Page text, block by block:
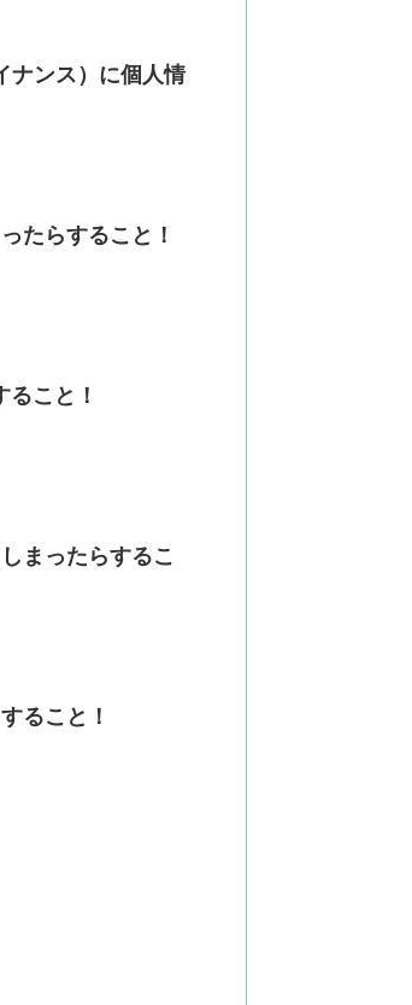
ナンス）に個人情
たらすること！
こと！
まったらするこ
ること！